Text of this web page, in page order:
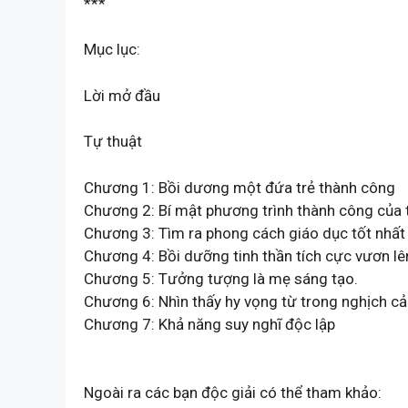
Mục lục:
Lời mở đầu
Tự thuật
Chương 1: Bồi dương một đứa trẻ thành công
Chương 2: Bí mật phương trình thành công của
Chương 3: Tìm ra phong cách giáo dục tốt nhất
Chương 4: Bồi dưỡng tinh thần tích cực vươn
Chương 5: Tưởng tượng là mẹ sáng tạo.
Chương 6: Nhìn thấy hy vọng từ trong nghịch
Chương 7: Khả năng suy nghĩ độc lập
Ngoài ra các bạn độc giải có thể tham khảo: